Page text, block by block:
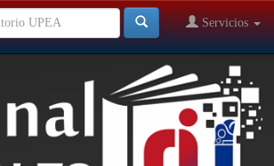
Servicios